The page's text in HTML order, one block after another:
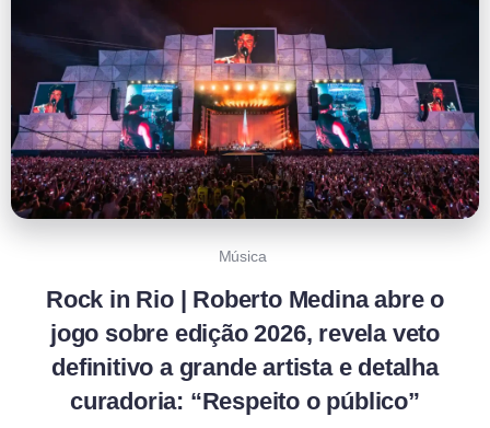
Música
Rock in Rio | Roberto Medina abre o
jogo sobre edição 2026, revela veto
definitivo a grande artista e detalha
curadoria: “Respeito o público”